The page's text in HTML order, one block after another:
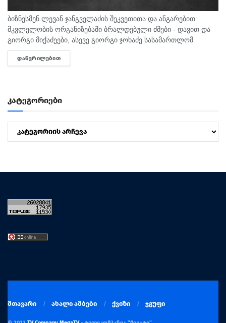
ბიზნესმენ ლევან ჯანგველაძის შეკვეთითა და ანგარებით
მკვლელობის ორგანიზებაში ბრალდებული ძმები - დავით და
გიორგი მიქაძეები, ასევე გიორგი ჯოხაძე სასამართლომ
დამნაშავედ ცნო. აღნიშნული გადაწყვეტილება თბილისის
საქალაქო სასამართლოს მოსამართლემ რომეო
ᲓᲐᲬᲕᲠᲘᲚᲔᲑᲘᲗ
კატეგორიები
კატეგორიები
მთავარი ახალი ამბები ქვიზი ჯგუფი